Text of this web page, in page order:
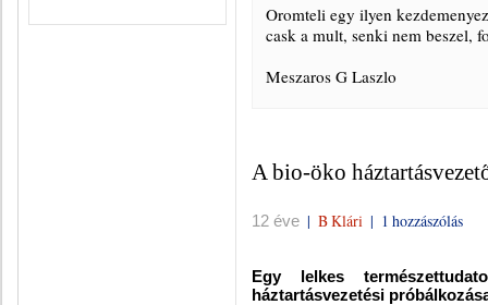
Oromteli egy ilyen
cask a mult, senki nem beszel,
Meszaros G Laszlo
A bio-öko
12 éve | B Klári | 1 hozzászólás
Egy lelkes
háztartásvezetési